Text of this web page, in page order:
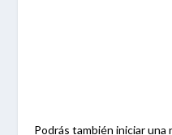
Podrás también iniciar una